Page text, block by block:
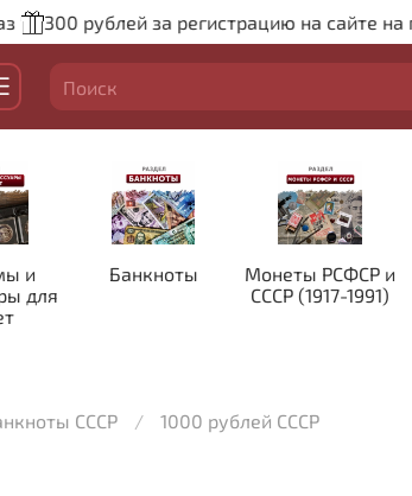
300 рублей за регистрацию на сайте на
и
для
Банкноты
Монеты РСФСР и
СССР (1917-1991)
СССР 1000 рублей СССР